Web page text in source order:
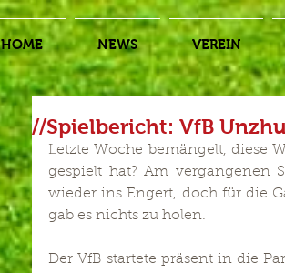
HOME NEWS VEREIN
//Spielbericht: VfB
Letzte Woche bemängelt, diese
gespielt hat? Am vergangenen
wieder ins Engert, doch für die
gab es nichts zu holen.
Der VfB startete präsent in die